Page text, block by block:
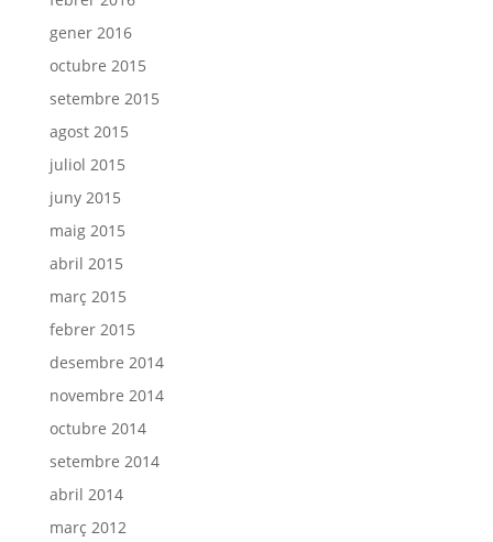
gener 2016
octubre 2015
setembre 2015
agost 2015
juliol 2015
juny 2015
maig 2015
abril 2015
març 2015
febrer 2015
desembre 2014
novembre 2014
octubre 2014
setembre 2014
abril 2014
març 2012